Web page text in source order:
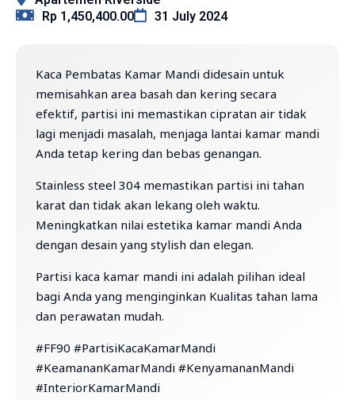
Rp 1,450,400.00
31 July 2024
Kaca Pembatas Kamar Mandi didesain untuk
memisahkan area basah dan kering secara
efektif, partisi ini memastikan cipratan air tidak
lagi menjadi masalah, menjaga lantai kamar mandi
Anda tetap kering dan bebas genangan.
Stainless steel 304 memastikan partisi ini tahan
karat dan tidak akan lekang oleh waktu.
Meningkatkan nilai estetika kamar mandi Anda
dengan desain yang stylish dan elegan.
Partisi kaca kamar mandi ini adalah pilihan ideal
bagi Anda yang menginginkan Kualitas tahan lama
dan perawatan mudah.
#FF90 #PartisiKacaKamarMandi
#KeamananKamarMandi #KenyamananMandi
#InteriorKamarMandi